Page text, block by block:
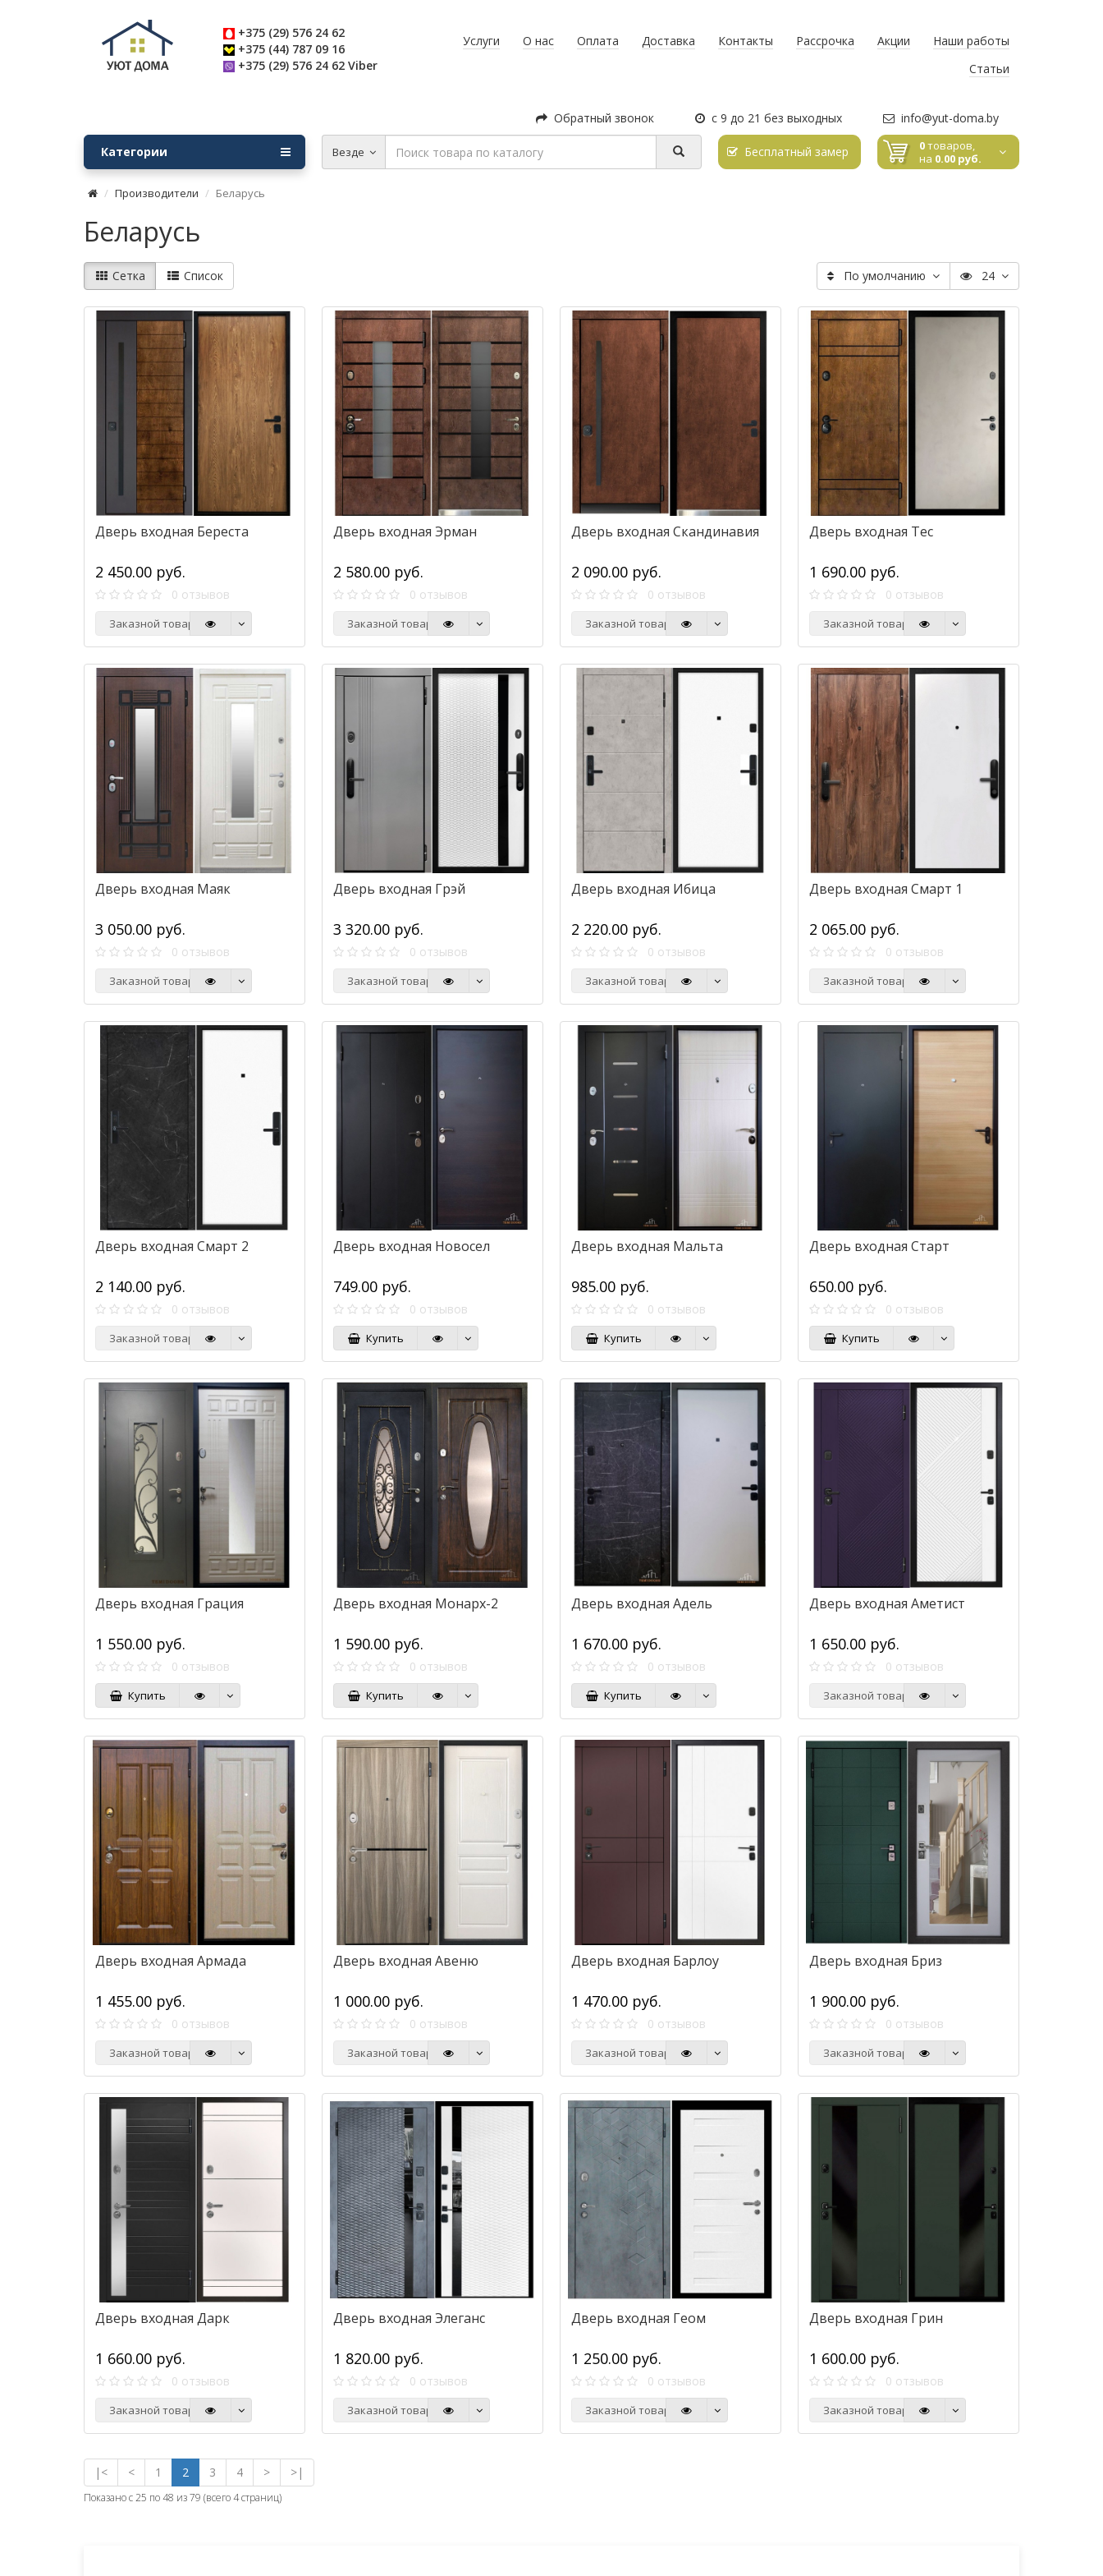
+375 (29) 576 24 62
+375 (44) 787 09 16
+375 (29) 576 24 62 Viber
Услуги О нас Оплата Доставка Контакты Рассрочка Акции
Наши работы
Статьи
Обратный звонок с 9 до 21 без выходных info@yut-doma.by
Везде Бесплатный замер 0товаров,
на 0.00 руб.
Категории
Производители Беларусь
Беларусь
Сетка Список По умолчанию 24
Дверь входная Береста
2 450.00 руб.
0 отзывов
Заказной товар
Дверь входная Эрман
2 580.00 руб.
0 отзывов
Заказной товар
Дверь входная Скандинавия
2 090.00 руб.
0 отзывов
Заказной товар
Дверь входная Тес
1 690.00 руб.
0 отзывов
Заказной товар
Дверь входная Маяк
3 050.00 руб.
0 отзывов
Заказной товар
Дверь входная Грэй
3 320.00 руб.
0 отзывов
Заказной товар
Дверь входная Ибица
2 220.00 руб.
0 отзывов
Заказной товар
Дверь входная Смарт 1
2 065.00 руб.
0 отзывов
Заказной товар
Дверь входная Смарт 2
2 140.00 руб.
0 отзывов
Заказной товар
Дверь входная Новосел
749.00 руб.
0 отзывов
Купить
Дверь входная Мальта
985.00 руб.
0 отзывов
Купить
Дверь входная Старт
650.00 руб.
0 отзывов
Купить
Дверь входная Грация
1 550.00 руб.
0 отзывов
Купить
Дверь входная Монарх-2
1 590.00 руб.
0 отзывов
Купить
Дверь входная Адель
1 670.00 руб.
0 отзывов
Купить
Дверь входная Аметист
1 650.00 руб.
0 отзывов
Заказной товар
Дверь входная Армада
1 455.00 руб.
0 отзывов
Заказной товар
Дверь входная Авеню
1 000.00 руб.
0 отзывов
Заказной товар
Дверь входная Барлоу
1 470.00 руб.
0 отзывов
Заказной товар
Дверь входная Бриз
1 900.00 руб.
0 отзывов
Заказной товар
Дверь входная Дарк
1 660.00 руб.
0 отзывов
Заказной товар
Дверь входная Элеганс
1 820.00 руб.
0 отзывов
Заказной товар
Дверь входная Геом
1 250.00 руб.
0 отзывов
Заказной товар
Дверь входная Грин
1 600.00 руб.
0 отзывов
Заказной товар
|< < 1 2 3 4 > >|
Показано с 25 по 48 из 79 (всего 4 страниц)